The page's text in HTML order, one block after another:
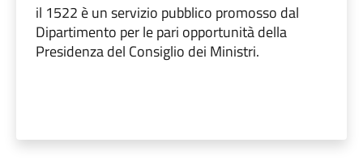
il 1522 è un servizio pubblico promosso dal
Dipartimento per le pari opportunità della
Presidenza del Consiglio dei Ministri.